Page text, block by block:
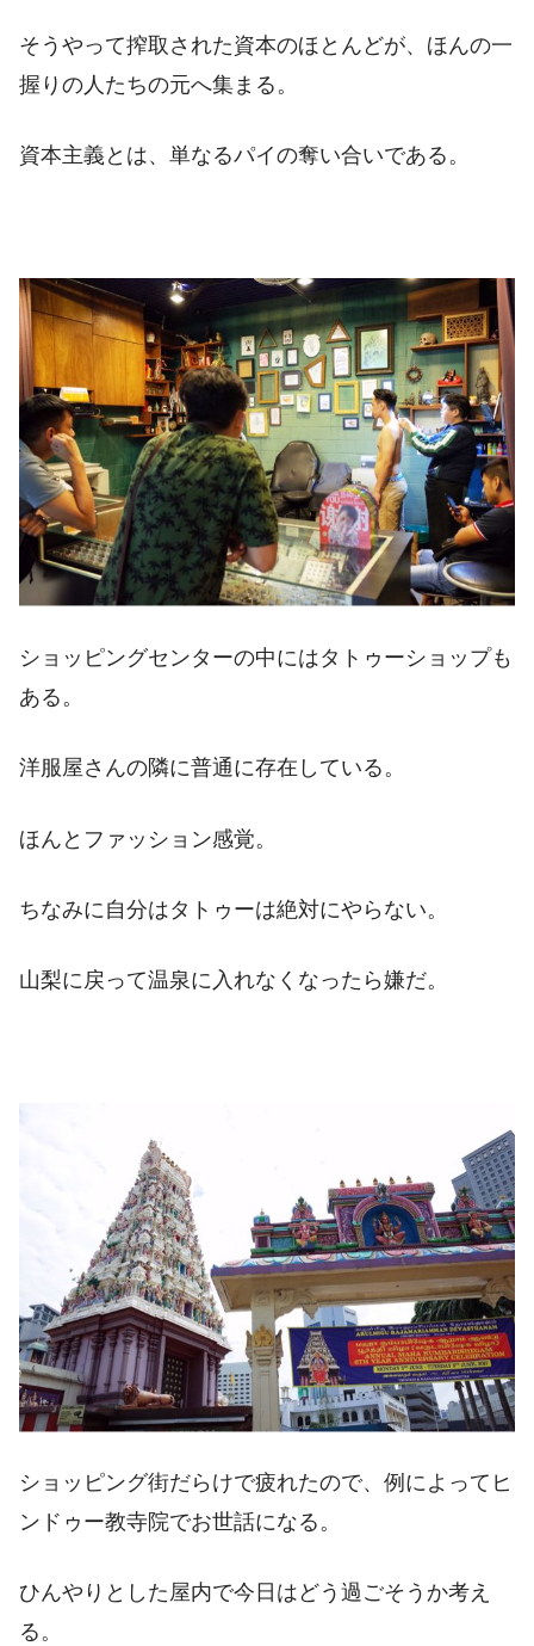
そうやって搾取された資本のほとんどが、ほんの一
握りの人たちの元へ集まる。
資本主義とは、単なるパイの奪い合いである。
ショッピングセンターの中にはタトゥーショップも
ある。
洋服屋さんの隣に普通に存在している。
ほんとファッション感覚。
ちなみに自分はタトゥーは絶対にやらない。
山梨に戻って温泉に入れなくなったら嫌だ。
ショッピング街だらけで疲れたので、例によってヒ
ンドゥー教寺院でお世話になる。
ひんやりとした屋内で今日はどう過ごそうか考え
る。